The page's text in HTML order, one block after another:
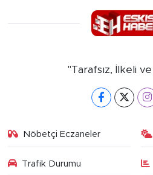
"Tarafsız, İlkeli ve
Nöbetçi Eczaneler
Trafik Durumu